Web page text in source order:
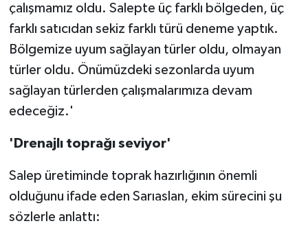
çalışmamız oldu. Salepte üç farklı bölgeden, üç
farklı satıcıdan sekiz farklı türü deneme yaptık.
Bölgemize uyum sağlayan türler oldu, olmayan
türler oldu. Önümüzdeki sezonlarda uyum
sağlayan türlerden çalışmalarımıza devam
edeceğiz.'
'Drenajlı toprağı seviyor'
Salep üretiminde toprak hazırlığının önemli
olduğunu ifade eden Sarıaslan, ekim sürecini şu
sözlerle anlattı: